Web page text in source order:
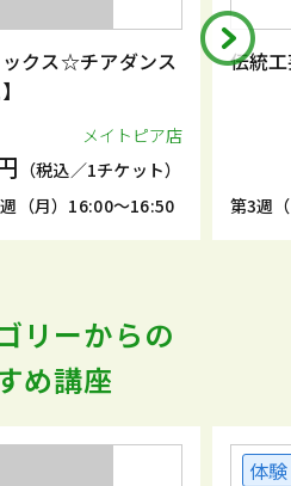
ックス☆チアダンス
メイトピア店
（税込／1チケット）
（月）16:00～16:50
伝統
第3週
リーからの
め講座
体験